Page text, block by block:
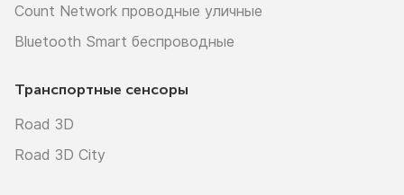
Count Network проводные уличные
Bluetooth Smart беспроводные
Транспортные сенсоры
Road 3D
Road 3D City